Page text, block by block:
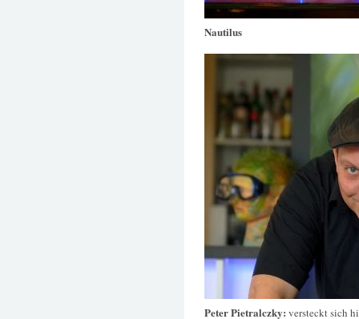
Nautilus
Peter Pietralczky: versteckt sich